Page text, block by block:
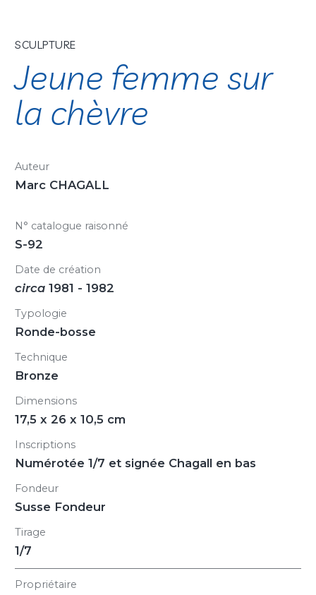
SCULPTURE
Jeune femme sur
la chèvre
Auteur
Marc CHAGALL
N° catalogue raisonné
S-92
Date de création
circa 1981 - 1982
Typologie
Ronde-bosse
Technique
Bronze
Dimensions
17,5 x 26 x 10,5 cm
Inscriptions
Numérotée 1/7 et signée Chagall en bas
Fondeur
Susse Fondeur
Tirage
1/7
Propriétaire